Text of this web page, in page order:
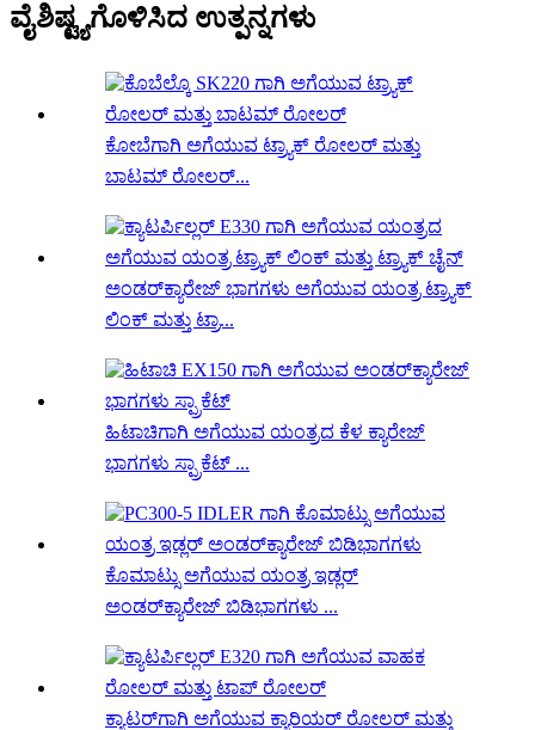
ವೈಶಿಷ್ಟ್ಯಗೊಳಿಸಿದ ಉತ್ಪನ್ನಗಳು
ಕೋಬೆಗಾಗಿ ಅಗೆಯುವ ಟ್ರ್ಯಾಕ್ ರೋಲರ್ ಮತ್ತು
ಬಾಟಮ್ ರೋಲರ್...
ಅಂಡರ್‌ಕ್ಯಾರೇಜ್ ಭಾಗಗಳು ಅಗೆಯುವ ಯಂತ್ರ ಟ್ರ್ಯಾಕ್
ಲಿಂಕ್ ಮತ್ತು ಟ್ರಾ...
ಹಿಟಾಚಿಗಾಗಿ ಅಗೆಯುವ ಯಂತ್ರದ ಕೆಳ ಕ್ಯಾರೇಜ್
ಭಾಗಗಳು ಸ್ಪ್ರಾಕೆಟ್ ...
ಕೊಮಾಟ್ಸು ಅಗೆಯುವ ಯಂತ್ರ ಇಡ್ಲರ್
ಅಂಡರ್‌ಕ್ಯಾರೇಜ್ ಬಿಡಿಭಾಗಗಳು ...
ಕ್ಯಾಟರ್‌ಗಾಗಿ ಅಗೆಯುವ ಕ್ಯಾರಿಯರ್ ರೋಲರ್ ಮತ್ತು